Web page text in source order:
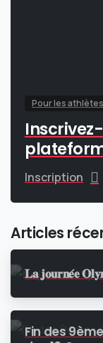
Pour les athlètes
Inscription
Articles
𝐋𝐚 𝐣𝐨𝐮𝐫𝐧𝐞́𝐞
Fin des 9èmes Cours et